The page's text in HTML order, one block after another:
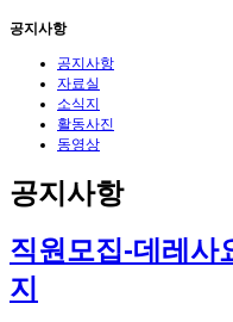
공지사항
공지사항
자료실
소식지
활동사진
동영상
공지사항
직원모집-데레사
지